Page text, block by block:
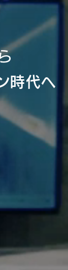
時代へ